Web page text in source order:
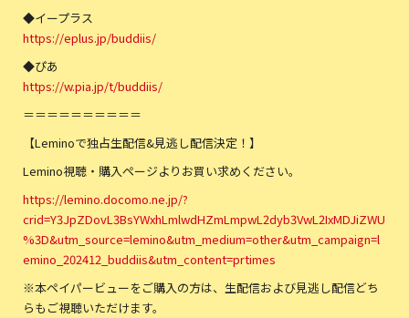
◆イープラス
https://eplus.jp/buddiis/
◆ぴあ
https://w.pia.jp/t/buddiis/​
＝＝＝＝＝＝＝＝＝＝
【Leminoで独占生配信&見逃し配信決定！】
Lemino視聴・購入ページよりお買い求めください。
https://lemino.docomo.ne.jp/?
crid=Y3JpZDovL3BsYWxhLmlwdHZmLmpwL2dyb3VwL2IxMDJiZWU
%3D&utm_source=lemino&utm_medium=other&utm_campaign=l
emino_202412_buddiis&utm_content=prtimes
※本ペイパービューをご購入の方は、生配信および見逃し配信どち
らもご視聴いただけます。